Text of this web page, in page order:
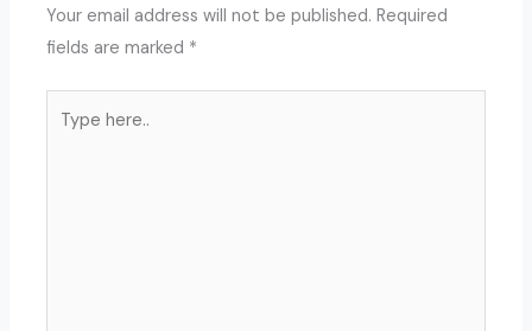
Your email address will not be published. Required
fields are marked *
here..